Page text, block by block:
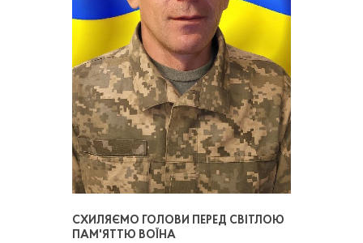
СХИЛЯЄМО ГОЛОВИ ПЕРЕД СВІТЛОЮ
ПАМ'ЯТТЮ ВОЇНА